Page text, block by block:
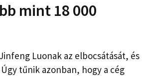
mint 18 000
Luonak az elbocsátását, és
tűnik azonban, hogy a cég